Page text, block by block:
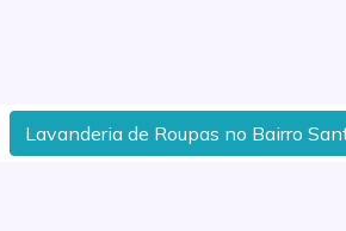
Lavanderia de Roupas no Bairro Santa